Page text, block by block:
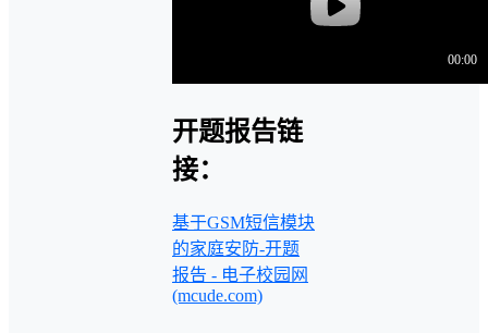
开题报告链
接：
基于GSM短信模块
的家庭安防-开题
报告 - 电子校园网
(mcude.com)